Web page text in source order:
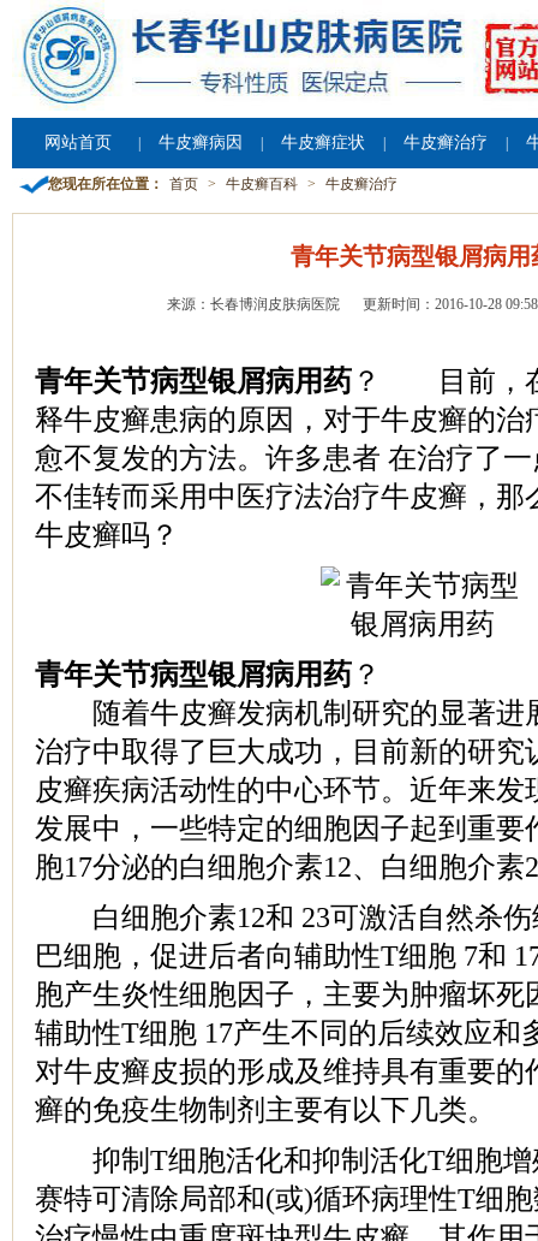
网站首页 牛皮癣病因 牛皮癣症状 牛皮癣治疗
您现在所在位置： 首页 > 牛皮癣百科 > 牛皮癣治疗
青年关节病型银屑病用
来源：长春博润皮肤病医院 更新时间：2016-10-28
青年关节病型银屑病用药 ？ 目前，在
释牛皮癣患病的原因，对于牛皮癣的治
愈不复发的方法。许多患者 在治疗了
不佳转而采用中医疗法治疗牛皮癣，那
牛皮癣吗？
青年关节病型银屑病用药 ？
随着牛皮癣发病机制研究的显著进
治疗中取得了巨大成功，目前新的研究
皮癣疾病活动性的中心环节。近年来发
发展中，一些特定的细胞因子起到重要
胞17分泌的白细胞介素12、白细胞介素
白细胞介素12和 23可激活自然杀伤
巴细胞，促进后者向辅助性T细胞 7和
胞产生炎性细胞因子，主要为肿瘤坏死
辅助性T细胞 17产生不同的后续效应和
对牛皮癣皮损的形成及维持具有重要的
癣的免疫生物制剂主要有以下几类。
抑制T细胞活化和抑制活化T细胞增
赛特可清除局部和(或)循环病理性T细